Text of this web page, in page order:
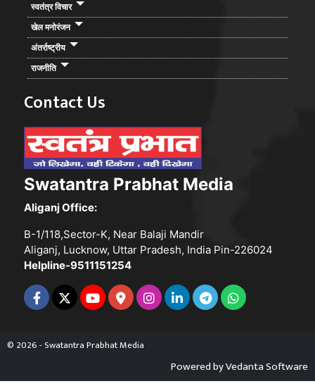
स्वतंत्र विचार
खेल मनोरंजन
अंतर्राष्ट्रीय
राजनीति
Contact Us
Swatantra Prabhat Media
Aliganj Office:
B-1/118,Sector-K, Near Balaji Mandir
Aliganj, Lucknow, Uttar Pradesh, India Pin-226024
Helpline-9511151254
© 2026 - Swatantra Prabhat Media
Powered byVedanta Software